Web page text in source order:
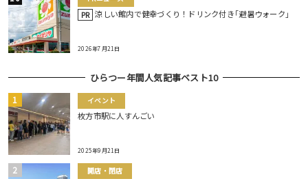
PR 涼しい館内で健幸づくり！ドリンク付き｢避暑ウォーク｣
2026年7月21日
ひらつー年間人気記事ベスト10
イベント
枚方市駅に人すんごい
2025年9月21日
開店・閉店